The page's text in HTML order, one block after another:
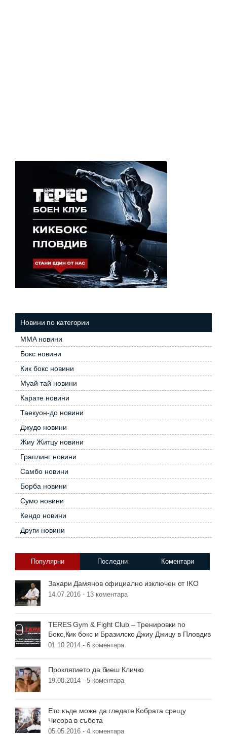
Новини по категории
MMA новини
Бокс новини
Кик бокс новини
Муай тай новини
Карате новини
Таекуон-до новини
Джудо новини
Жиу Житцу новини
Граплинг новини
Самбо новини
Борба новини
Сумо новини
Кендо новини
Други новини
Популярни Последни Коментари
Захари Дамянов официално изключен от IKO
14.07.2016 - 13 коментара
TERES Gym & Fight Club – Тренировки по
Бокс,Кик бокс и Бразилско Джиу Джицу в Пловдив
01.10.2014 - 6 коментара
Проклятието да биеш Кличко
19.08.2014 - 5 коментара
Ето къде може да гледате Кобрата срещу
Чисора в събота
05.05.2016 - 4 коментара